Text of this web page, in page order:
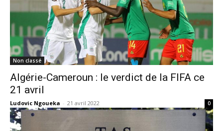
Non classé
Algérie-Cameroun : le verdict de la FIFA ce
21 avril
Ludovic Ngoueka - 21 avril 2022 0